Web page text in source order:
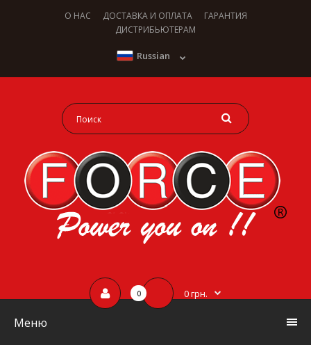
О НАС ДОСТАВКА И ОПЛАТА
ГАРАНТИЯ
ДИСТРИБЬЮТЕРАМ
Russian
0 0 грн.
Меню